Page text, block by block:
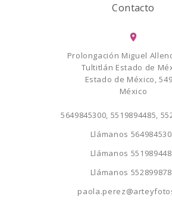
Contacto
Prolongación Miguel
Tultitlán Estado de
Estado de México,
México
5649845300, 5519894485,
Llámanos
Llámanos
Llámanos